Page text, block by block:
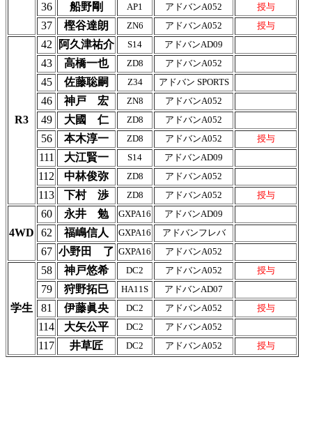
36 船野剛 AP1 アドバンA052 授与
37 樫谷達朗 ZN6 アドバンA052 授与
R3
42 阿久津祐介 S14 アドバンAD09
43 高橋一也 ZD8 アドバンA052
45 佐藤聡嗣 Z34 アドバン SPORTS
46 神戸 宏 ZN8 アドバンA052
49 大國 仁 ZD8 アドバンA052
56 本木淳一 ZD8 アドバンA052 授与
111 大江賢一 S14 アドバンAD09
112 中林俊弥 ZD8 アドバンA052
113 下村 渉 ZD8 アドバンA052 授与
4WD
60 永井 勉 GXPA16 アドバンAD09
62 福嶋信人 GXPA16 アドバンフレバ
67 小野田 了 GXPA16 アドバンA052
学生
58 神戸悠希 DC2 アドバンA052 授与
79 狩野拓巳 HA11S アドバンAD07
81 伊藤眞央 DC2 アドバンA052 授与
114 大矢公平 DC2 アドバンA052
117 井草匠 DC2 アドバンA052 授与